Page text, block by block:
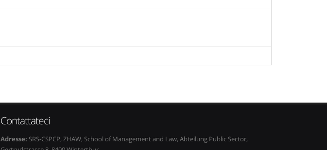
Contattateci
Adresse: SRS-CSPCP, ZHAW, School of Management and Law, Abteilung Public Sector,